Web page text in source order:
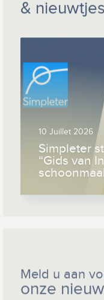
&
10 Juillet 2026
Simpleter
“Gids van
Meld u aan
onze